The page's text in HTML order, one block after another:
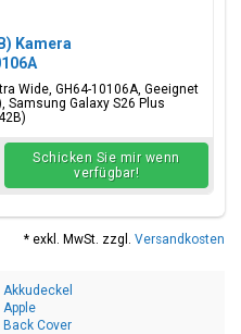
Kamera
Wide, GH64-10106A, Geeignet
Samsung Galaxy S26 Plus
Schicken Sie mir wenn
verfügbar!
* exkl. MwSt. zzgl. Versandkosten
Akkudeckel
Apple
Back Cover